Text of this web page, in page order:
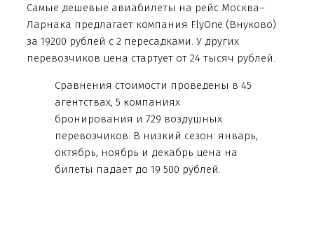
Самые дешевые авиабилеты на рейс Москва–
Ларнака предлагает компания FlyOne (Внуково)
за 19200 рублей с 2 пересадками. У других
перевозчиков цена стартует от 24 тысяч рублей.
Сравнения стоимости проведены в 45
агентствах, 5 компаниях
бронирования и 729 воздушных
перевозчиков. В низкий сезон: январь,
октябрь, ноябрь и декабрь цена на
билеты падает до 19 500 рублей.